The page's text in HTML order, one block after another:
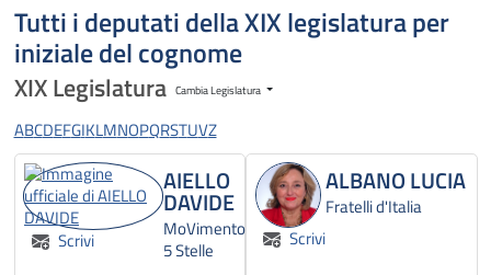
Tutti i deputati della XIX legislatura per
iniziale del cognome
XIX Legislatura Cambia Legislatura
ABCDEFGIKLMNOPQRSTUVZ
Scrivi
AIELLO
DAVIDE
MoVimento
5 Stelle
Scrivi
ALBANO LUCIA
Fratelli d'Italia